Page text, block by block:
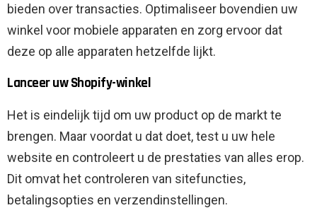
bieden over transacties. Optimaliseer bovendien uw
winkel voor mobiele apparaten en zorg ervoor dat
deze op alle apparaten hetzelfde lijkt.
Lanceer uw Shopify-winkel
Het is eindelijk tijd om uw product op de markt te
brengen. Maar voordat u dat doet, test u uw hele
website en controleert u de prestaties van alles erop.
Dit omvat het controleren van sitefuncties,
betalingsopties en verzendinstellingen.